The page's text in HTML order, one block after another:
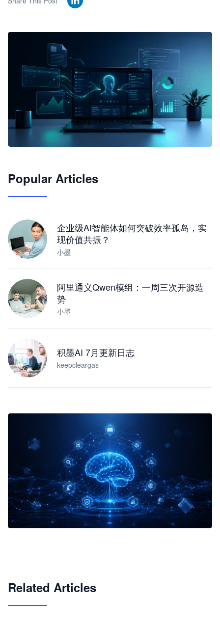
JimoClaw 桌面 AI Agent 工作台
Popular Articles
企业级AI智能体如何突破效率孤岛，实
现价值共振？
小墨
阿里通义Qwen模组：一周三次开源造
势
小墨
积墨AI 7月更新日志
keepcleargas
Related Articles